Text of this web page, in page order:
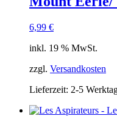
6,99 €
inkl. 19 % MwSt.
zzgl. Versandkosten
Lieferzeit: 2-5